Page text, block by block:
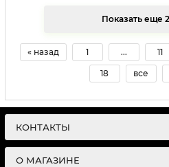
« назад 1 ... 11
18 все
КОНТАКТЫ
О МАГАЗИНЕ